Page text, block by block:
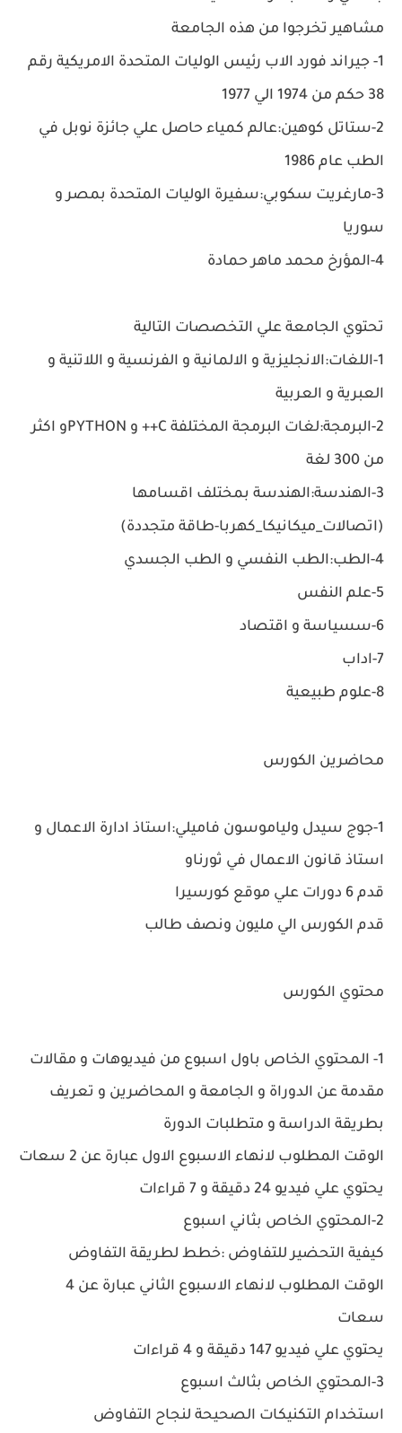
مشاهير تخرجوا من هذه الجامعة
1- جيراند فورد الاب رئيس الوليات المتحدة الامريكية رقم
38 حكم من 1974 الي 1977
2-ستاتل كوهين:عالم كمياء حاصل علي جائزة نوبل في
الطب عام 1986
3-مارغريت سكوبي:سفيرة الوليات المتحدة بمصر و
سوريا
4-المؤرخ محمد ماهر حمادة
تحتوي الجامعة علي التخصصات التالية
1-اللغات:الانجليزية و الالمانية و الفرنسية و اللاتنية و
العبرية و العربية
2-البرمجة:لغات البرمجة المختلفة C++ و PYTHONو اكثر
من 300 لغة
3-الهندسة:الهندسة بمختلف اقسامها
(اتصالات_ميكانيكا_كهربا-طاقة متجددة)
4-الطب:الطب النفسي و الطب الجسدي
5-علم النفس
6-سسياسة و اقتصاد
7-اداب
8-علوم طبيعية
محاضرين الكورس
1-جوج سيدل ولياموسون فاميلي:استاذ ادارة الاعمال و
استاذ قانون الاعمال في ثورناو
قدم 6 دورات علي موقع كورسيرا
قدم الكورس الي مليون ونصف طالب
محتوي الكورس
1- المحتوي الخاص باول اسبوع من فيديوهات و مقالات
مقدمة عن الدوراة و الجامعة و المحاضرين و تعريف
بطريقة الدراسة و متطلبات الدورة
الوقت المطلوب لانهاء الاسبوع الاول عبارة عن 2 سعات
يحتوي علي فيديو 24 دقيقة و 7 قراءات
2-المحتوي الخاص بثاني اسبوع
كيفية التحضير للتفاوض :خطط لطريقة التفاوض
الوقت المطلوب لانهاء الاسبوع الثاني عبارة عن 4
سعات
يحتوي علي فيديو 147 دقيقة و 4 قراءات
3-المحتوي الخاص بثالث اسبوع
استخدام التكنيكات الصحيحة لنجاح التفاوض